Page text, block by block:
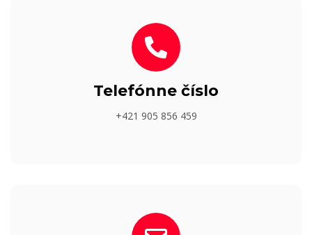
Telefónne číslo
+421 905 856 459